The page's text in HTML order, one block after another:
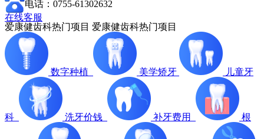
电话：0755-61302632
在线客服
爱康健齿科热门项目 爱康健齿科热门项目
数字种植 美学矫牙 儿童牙
科 洗牙价钱 补牙费用 根